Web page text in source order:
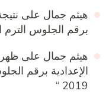
هيثم جمال على
برقم الجلوس الترم
هيثم جمال على
الإعدادية برقم
2019 “